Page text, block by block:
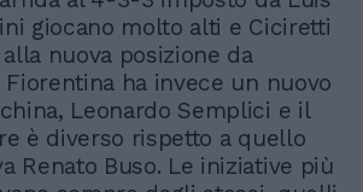
giocano molto alti e Ciciretti
nuova posizione da
ha invece un nuovo
Leonardo Semplici e il
è diverso rispetto a quello
Renato Buso. Le iniziative più